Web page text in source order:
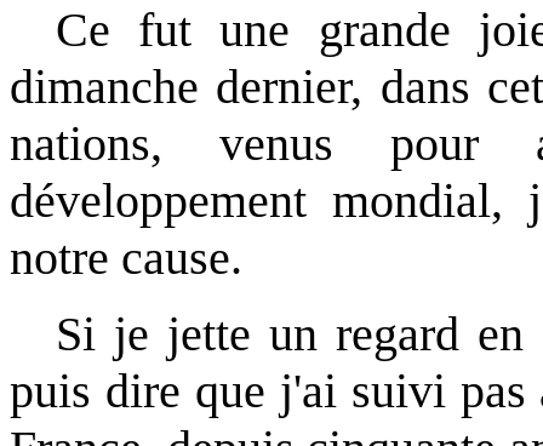
Ce fut une grande
dimanche dernier, dans
nations, venus pour
développement
notre cause.
Si je jette un regard
puis dire que j'ai suivi pas